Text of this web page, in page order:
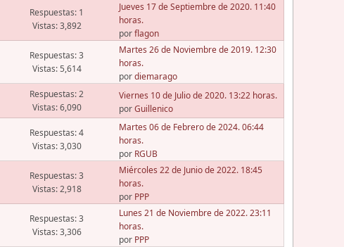
Respuestas: 1
Vistas: 3,892
Jueves 17 de Septiembre de 2020. 11:40
horas.
porflagon
Respuestas: 3
Vistas: 5,614
Martes 26 de Noviembre de 2019. 12:30
horas.
pordiemarago
Respuestas: 2
Vistas: 6,090
Viernes 10 de Julio de 2020. 13:22 horas.
porGuillenico
Respuestas: 4
Vistas: 3,030
Martes 06 de Febrero de 2024. 06:44
horas.
por RGUB
Respuestas: 3
Vistas: 2,918
Miércoles 22 de Junio de 2022. 18:45
horas.
por PPP
Respuestas: 3
Vistas: 3,306
Lunes 21 de Noviembre de 2022. 23:11
horas.
por PPP